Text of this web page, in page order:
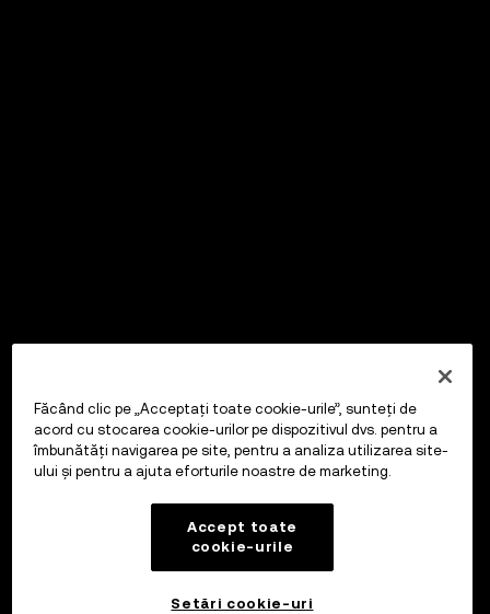
Făcând clic pe „Acceptați toate cookie-urile”, sunteți de
acord cu stocarea cookie-urilor pe dispozitivul dvs. pentru a
îmbunătăți navigarea pe site, pentru a analiza utilizarea site-
ului și pentru a ajuta eforturile noastre de marketing.
Accept toate
cookie-urile
Setări cookie-uri